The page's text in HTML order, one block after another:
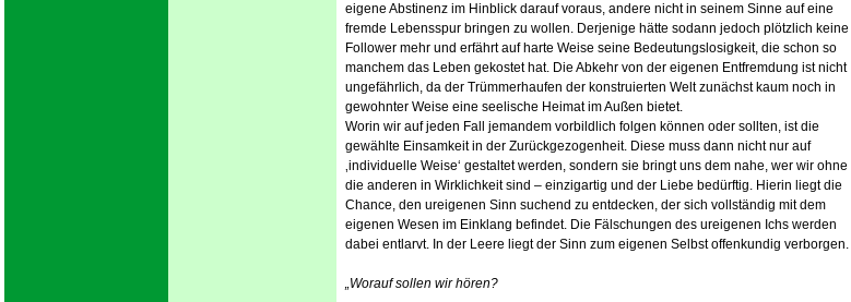
eigene Abstinenz im Hinblick darauf voraus, andere nicht in seinem Sinne auf eine
fremde Lebensspur bringen zu wollen. Derjenige hätte sodann jedoch plötzlich keine
Follower mehr und erfährt auf harte Weise seine Bedeutungslosigkeit, die schon so
manchem das Leben gekostet hat. Die Abkehr von der eigenen Entfremdung ist nicht
ungefährlich, da der Trümmerhaufen der konstruierten Welt zunächst kaum noch in
gewohnter Weise eine seelische Heimat im Außen bietet.
Worin wir auf jeden Fall jemandem vorbildlich folgen können oder sollten, ist die
gewählte Einsamkeit in der Zurückgezogenheit. Diese muss dann nicht nur auf
‚individuelle Weise‘ gestaltet werden, sondern sie bringt uns dem nahe, wer wir ohne
die anderen in Wirklichkeit sind – einzigartig und der Liebe bedürftig. Hierin liegt die
Chance, den ureigenen Sinn suchend zu entdecken, der sich vollständig mit dem
eigenen Wesen im Einklang befindet. Die Fälschungen des ureigenen Ichs werden
dabei entlarvt. In der Leere liegt der Sinn zum eigenen Selbst offenkundig verborgen.
„Worauf sollen wir hören?